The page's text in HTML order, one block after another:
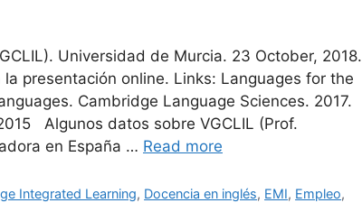
Universidad de Murcia. 23 October, 2018.
presentación online. Links: Languages for the
Cambridge Language Sciences. 2017.
Algunos datos sobre VGCLIL (Prof.
en España … Read more
Integrated Learning, Docencia en inglés, EMI, Empleo,